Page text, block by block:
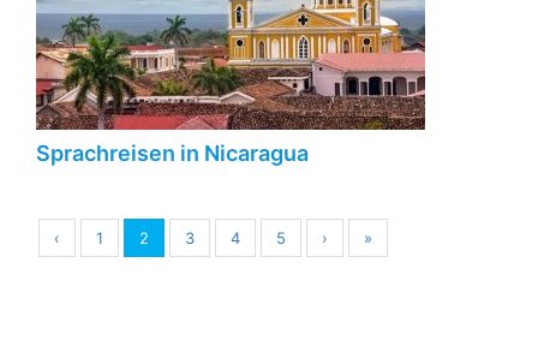
Sprachreisen in Nicaragua
‹ 1 2 3 4 5 › »